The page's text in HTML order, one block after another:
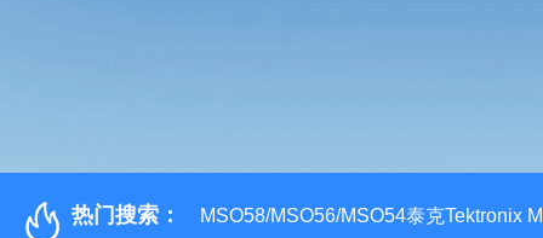
热门搜索： MSO58/MSO56/MSO54泰克Tektronix